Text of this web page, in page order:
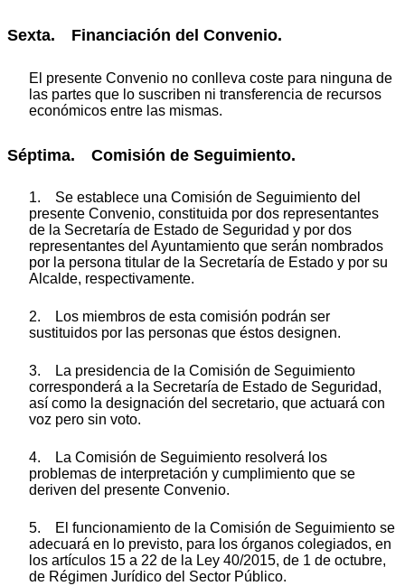
Sexta. Financiación del Convenio.
El presente Convenio no conlleva coste para ninguna de
las partes que lo suscriben ni transferencia de recursos
económicos entre las mismas.
Séptima. Comisión de Seguimiento.
1. Se establece una Comisión de Seguimiento del
presente Convenio, constituida por dos representantes
de la Secretaría de Estado de Seguridad y por dos
representantes del Ayuntamiento que serán nombrados
por la persona titular de la Secretaría de Estado y por su
Alcalde, respectivamente.
2. Los miembros de esta comisión podrán ser
sustituidos por las personas que éstos designen.
3. La presidencia de la Comisión de Seguimiento
corresponderá a la Secretaría de Estado de Seguridad,
así como la designación del secretario, que actuará con
voz pero sin voto.
4. La Comisión de Seguimiento resolverá los
problemas de interpretación y cumplimiento que se
deriven del presente Convenio.
5. El funcionamiento de la Comisión de Seguimiento se
adecuará en lo previsto, para los órganos colegiados, en
los artículos 15 a 22 de la Ley 40/2015, de 1 de octubre,
de Régimen Jurídico del Sector Público.